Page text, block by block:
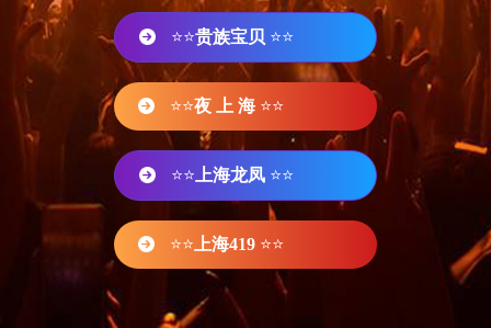
⭐⭐贵族宝贝 ⭐⭐
⭐⭐夜 上 海 ⭐⭐
⭐⭐ 上海龙凤 ⭐⭐
⭐⭐ 上海419 ⭐⭐